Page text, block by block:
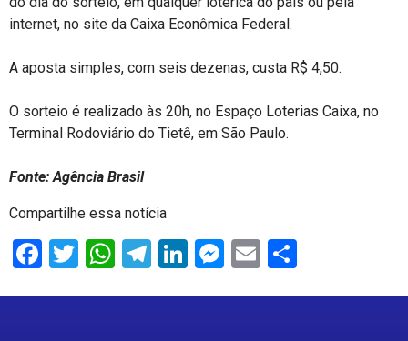
internet, no site da Caixa Econômica Federal.
A aposta simples, com seis dezenas, custa R$ 4,50.
O sorteio é realizado às 20h, no Espaço Loterias Caixa, no
Terminal Rodoviário do Tietê, em São Paulo.
Fonte: Agência Brasil
Compartilhe essa notícia
Facebook
Twitter
WhatsApp
Telegram
LinkedIn
Messenger
Email